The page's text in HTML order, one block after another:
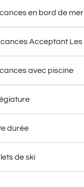
en bord de mer
avec piscine
durée
de ski